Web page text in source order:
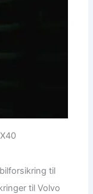
til
til Volvo